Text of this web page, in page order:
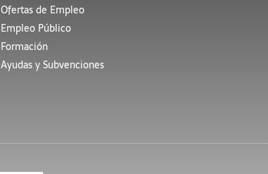
Ofertas de Empleo
Empleo Público
Formación
Ayudas y Subvenciones